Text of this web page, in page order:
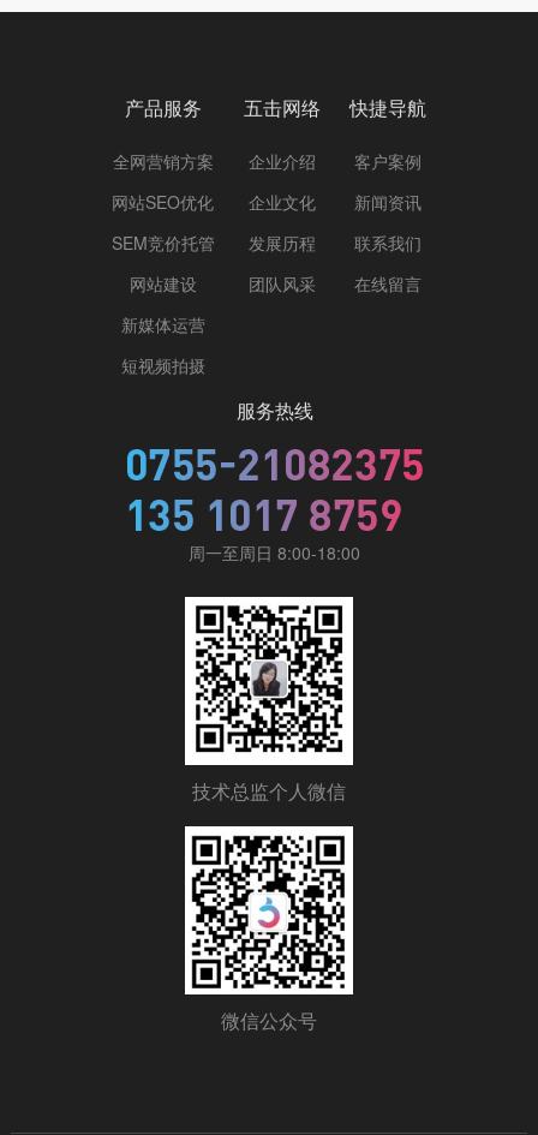
产品服务
全网营销方案
网站SEO优化
SEM竞价托管
网站建设
新媒体运营
短视频拍摄
五击网络
企业介绍
企业文化
发展历程
团队风采
快捷导航
客户案例
新闻资讯
联系我们
在线留言
服务热线
周一至周日 8:00-18:00
技术总监个人微信
微信公众号